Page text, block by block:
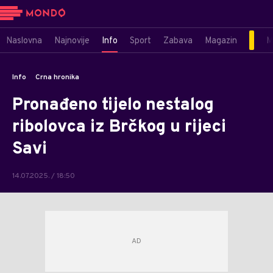
Naslovna Najnovije Info Sport Zabava Magazin
Info Crna hronika
Pronađeno tijelo nestalog
ribolovca iz Brčkog u rijeci
Savi
14.07.2025. / 18:50